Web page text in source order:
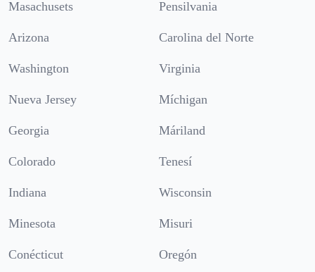
Masachusets Pensilvania
Arizona Carolina del Norte
Washington Virginia
Nueva Jersey Míchigan
Georgia Máriland
Colorado Tenesí
Indiana Wisconsin
Minesota Misuri
Conécticut Oregón